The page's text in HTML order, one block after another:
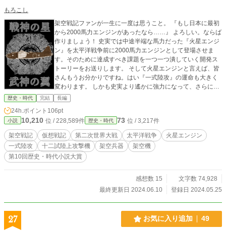
もろこし
架空戦記ファンが一生に一度は思うこと。 『もし日本に最初
から2000馬力エンジンがあったなら……』 よろしい。ならば
作りましょう！ 史実では中途半端な馬力だった『火星エンジ
ン』を太平洋戦争前に2000馬力エンジンとして登場させま
す。そのために達成すべき課題を一つ一つ潰していく開発ス
トーリーをお送りします。 そして火星エンジンと言えば、皆
さんもうお分かりですね。はい『一式陸攻』の運命も大きく
変わります。 しかも史実より遙かに強力になって、さらに1
年早く登場します。それは戦争そのものにも大きな影響を与
えていきます。 え？火星エンジンなら『雷電』だろうって？
歴史・時代 完結 長編
24h.ポイント 106pt
小説 10,210 位 / 228,589件 歴史・時代 73 位 / 3,217件
架空戦記 仮想戦記 第二次世界大戦 太平洋戦争
火星エンジン
一式陸攻
十二試陸上攻撃機 架空兵器
架空機
第10回歴史・時代小説大賞
感想数 15
文字数 74,928
最終更新日 2024.06.10
登録日 2024.05.25
27 お気に入り追加 49